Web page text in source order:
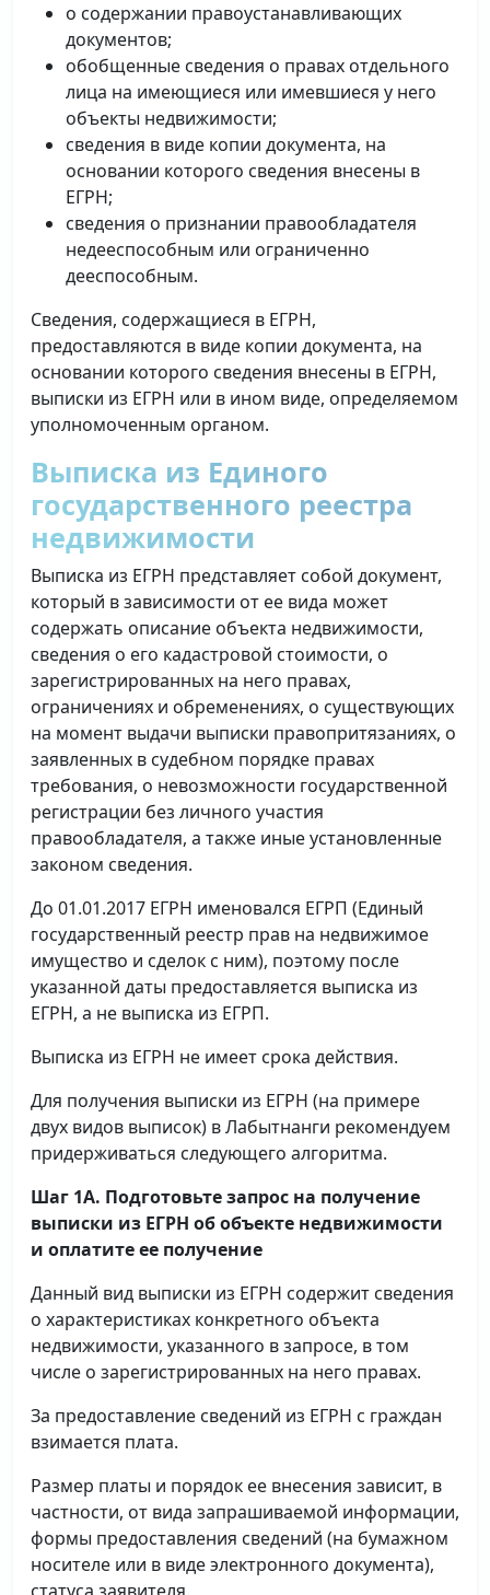
о содержании правоустанавливающих
документов;
обобщенные сведения о правах отдельного
лица на имеющиеся или имевшиеся у него
объекты недвижимости;
сведения в виде копии документа, на
основании которого сведения внесены в
ЕГРН;
сведения о признании правообладателя
недееспособным или ограниченно
дееспособным.
Сведения, содержащиеся в ЕГРН,
предоставляются в виде копии документа, на
основании которого сведения внесены в ЕГРН,
выписки из ЕГРН или в ином виде, определяемом
уполномоченным органом.
Выписка из Единого
государственного реестра
недвижимости
Выписка из ЕГРН представляет собой документ,
который в зависимости от ее вида может
содержать описание объекта недвижимости,
сведения о его кадастровой стоимости, о
зарегистрированных на него правах,
ограничениях и обременениях, о существующих
на момент выдачи выписки правопритязаниях, о
заявленных в судебном порядке правах
требования, о невозможности государственной
регистрации без личного участия
правообладателя, а также иные установленные
законом сведения.
До 01.01.2017 ЕГРН именовался ЕГРП (Единый
государственный реестр прав на недвижимое
имущество и сделок с ним), поэтому после
указанной даты предоставляется выписка из
ЕГРН, а не выписка из ЕГРП.
Выписка из ЕГРН не имеет срока действия.
Для получения выписки из ЕГРН (на примере
двух видов выписок) в Лабытнанги рекомендуем
придерживаться следующего алгоритма.
Шаг 1А. Подготовьте запрос на получение
выписки из ЕГРН об объекте недвижимости
и оплатите ее получение
Данный вид выписки из ЕГРН содержит сведения
о характеристиках конкретного объекта
недвижимости, указанного в запросе, в том
числе о зарегистрированных на него правах.
За предоставление сведений из ЕГРН с граждан
взимается плата.
Размер платы и порядок ее внесения зависит, в
частности, от вида запрашиваемой информации,
формы предоставления сведений (на бумажном
носителе или в виде электронного документа),